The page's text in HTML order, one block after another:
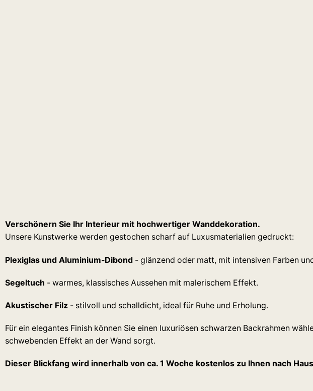
Verschönern Sie Ihr Interieur mit hochwertiger Wanddekoration.
Unsere Kunstwerke werden gestochen scharf auf Luxusmaterialien gedruckt:
Plexiglas und Aluminium-Dibond - glänzend oder matt, mit intensiven Farben
Segeltuch - warmes, klassisches Aussehen mit malerischem Effekt.
Akustischer Filz - stilvoll und schalldicht, ideal für Ruhe und Erholung.
Für ein elegantes Finish können Sie einen luxuriösen schwarzen Backrahmen
schwebenden Effekt an der Wand sorgt.
Dieser Blickfang wird innerhalb von ca. 1 Woche kostenlos zu Ihnen nach